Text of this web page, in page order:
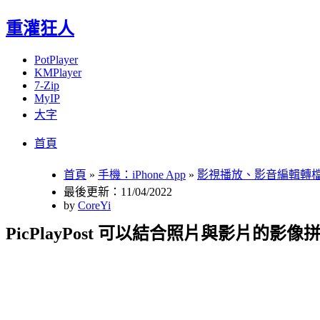
重灌狂人
PotPlayer
KMPlayer
7-Zip
MyIP
大字
首頁
首頁 » 手機：iPhone App » 影視播放、影音編輯轉
最後更新：11/04/2022
by CoreYi
PicPlayPost 可以結合照片與影片的影像